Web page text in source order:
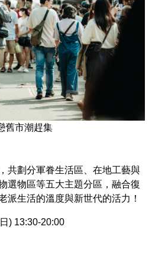
舊市潮趕集
共劃分軍眷生活區、在地工藝與
選物區等五大主題分區，融合復
派生活的溫度與新世代的活力！
) 13:30-20:00